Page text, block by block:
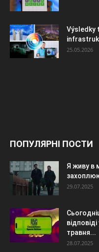
Výsledky
25.05.2026
ПОПУЛЯРНІ ПОСТИ
Я живу в
29.07.2025
травня...
28.07.2025